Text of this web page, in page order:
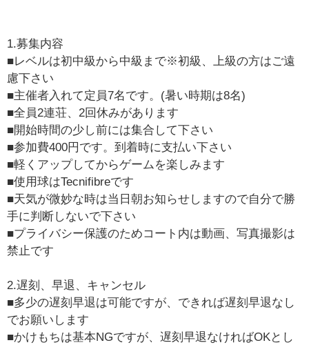
1.募集内容
■レベルは初中級から中級まで※初級、上級の方はご遠
慮下さい
■主催者入れて定員7名です。(暑い時期は8名)
■全員2連荘、2回休みがあります
■開始時間の少し前には集合して下さい
■参加費400円です。到着時に支払い下さい
■軽くアップしてからゲームを楽しみます
■使用球はTecnifibreです
■天気が微妙な時は当日朝お知らせしますので自分で勝
手に判断しないで下さい
■プライバシー保護のためコート内は動画、写真撮影は
禁止です
2.遅刻、早退、キャンセル
■多少の遅刻早退は可能ですが、できれば遅刻早退なし
でお願いします
■かけもちは基本NGですが、遅刻早退なければOKとし